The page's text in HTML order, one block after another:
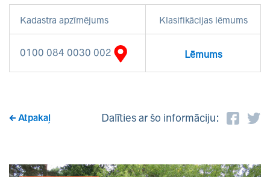
Kadastra apzīmējums Klasifikācijas lēmums
0100 084 0030 002 Lēmums
Atpakaļ Dalīties ar šo informāciju: